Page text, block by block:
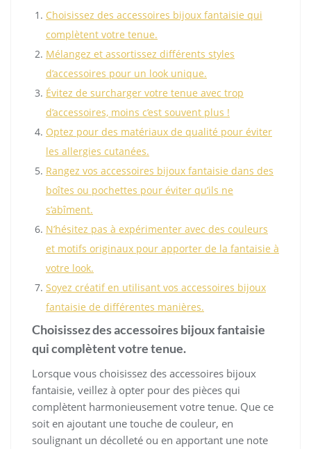
Choisissez des accessoires bijoux fantaisie qui
complètent votre tenue.
Mélangez et assortissez différents styles
d’accessoires pour un look unique.
Évitez de surcharger votre tenue avec trop
d’accessoires, moins c’est souvent plus !
Optez pour des matériaux de qualité pour éviter
les allergies cutanées.
Rangez vos accessoires bijoux fantaisie dans des
boîtes ou pochettes pour éviter qu’ils ne
s’abîment.
N’hésitez pas à expérimenter avec des couleurs
et motifs originaux pour apporter de la fantaisie à
votre look.
Soyez créatif en utilisant vos accessoires bijoux
fantaisie de différentes manières.
Choisissez des accessoires bijoux fantaisie
qui complètent votre tenue.
Lorsque vous choisissez des accessoires bijoux
fantaisie, veillez à opter pour des pièces qui
complètent harmonieusement votre tenue. Que ce
soit en ajoutant une touche de couleur, en
soulignant un décolleté ou en apportant une note